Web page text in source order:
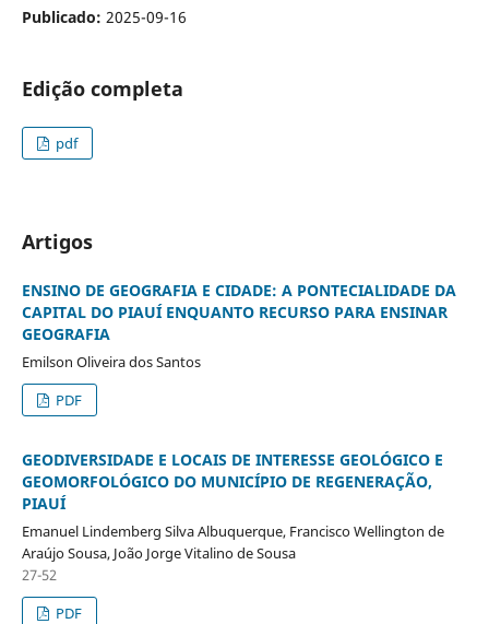
Publicado: 2025-09-16
Edição completa
pdf
Artigos
ENSINO DE GEOGRAFIA E CIDADE: A PONTECIALIDADE DA
CAPITAL DO PIAUÍ ENQUANTO RECURSO PARA ENSINAR
GEOGRAFIA
Emilson Oliveira dos Santos
PDF
GEODIVERSIDADE E LOCAIS DE INTERESSE GEOLÓGICO E
GEOMORFOLÓGICO DO MUNICÍPIO DE REGENERAÇÃO,
PIAUÍ
Emanuel Lindemberg Silva Albuquerque, Francisco Wellington de
Araújo Sousa, João Jorge Vitalino de Sousa
27-52
PDF